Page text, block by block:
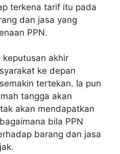
terkena tarif itu pada
dan jasa yang
PPN.
keputusan akhir
ke depan
tertekan. Ia pun
tangga akan
akan mendapatkan
bila PPN
barang dan jasa